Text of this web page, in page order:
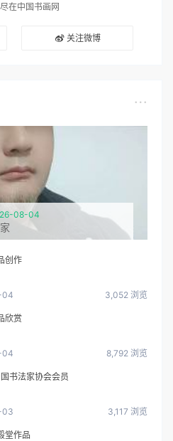
在中国书画网
关注微博
08-04
创作
04 3,052 浏览
欣赏
04 8,792 浏览
书法家协会会员
03 3,117 浏览
堂作品